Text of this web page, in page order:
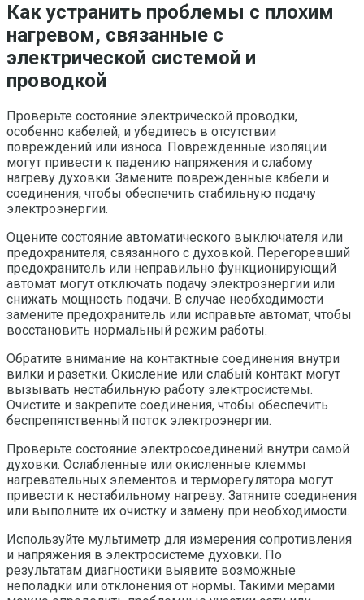
Как устранить проблемы с плохим
нагревом, связанные с
электрической системой и
проводкой
Проверьте состояние электрической проводки,
особенно кабелей, и убедитесь в отсутствии
повреждений или износа. Поврежденные изоляции
могут привести к падению напряжения и слабому
нагреву духовки. Замените поврежденные кабели и
соединения, чтобы обеспечить стабильную подачу
электроэнергии.
Оцените состояние автоматического выключателя или
предохранителя, связанного с духовкой. Перегоревший
предохранитель или неправильно функционирующий
автомат могут отключать подачу электроэнергии или
снижать мощность подачи. В случае необходимости
замените предохранитель или исправьте автомат, чтобы
восстановить нормальный режим работы.
Обратите внимание на контактные соединения внутри
вилки и разетки. Окисление или слабый контакт могут
вызывать нестабильную работу электросистемы.
Очистите и закрепите соединения, чтобы обеспечить
беспрепятственный поток электроэнергии.
Проверьте состояние электросоединений внутри самой
духовки. Ослабленные или окисленные клеммы
нагревательных элементов и терморегулятора могут
привести к нестабильному нагреву. Затяните соединения
или выполните их очистку и замену при необходимости.
Используйте мультиметр для измерения сопротивления
и напряжения в электросистеме духовки. По
результатам диагностики выявите возможные
неполадки или отклонения от нормы. Такими мерами